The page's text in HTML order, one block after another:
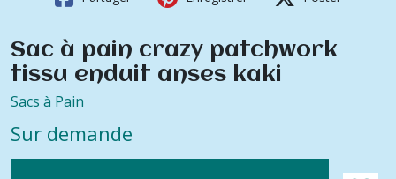
Sac à pain crazy patchwork
tissu enduit anses kaki
Sacs à Pain
Sur demande